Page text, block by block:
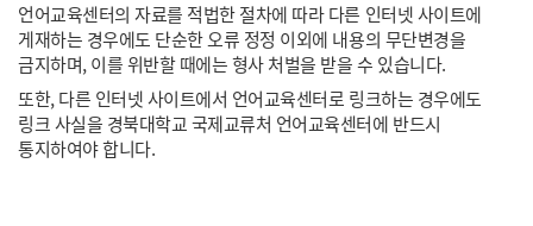
언어교육센터의 자료를 적법한 절차에 따라 다른 인터넷 사이트에
게재하는 경우에도 단순한 오류 정정 이외에 내용의 무단변경을
금지하며, 이를 위반할 때에는 형사 처벌을 받을 수 있습니다.
또한, 다른 인터넷 사이트에서 언어교육센터로 링크하는 경우에도
링크 사실을 경북대학교 국제교류처 언어교육센터에 반드시
통지하여야 합니다.